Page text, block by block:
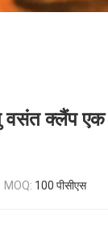
वसंत क्लैंप एक
MOQ: 100 पीसीएस